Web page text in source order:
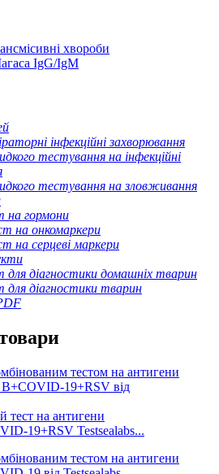
хвороби
IgG/IgM
інфекційні захворювання
тестування на інфекційні
тестування на зловживання
на гормони
на онкомаркери
на серцеві маркери
для діагностики домашніх тварин
для діагностики тварин
тест на антигени
19+RSV Testsealabs...